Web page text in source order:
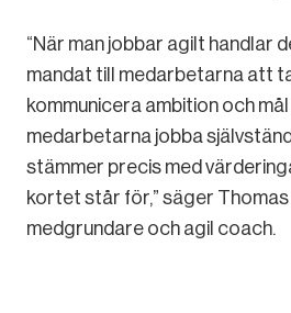
“När man jobbar agilt handlar
mandat till medarbetarna att
kommunicera ambition och
medarbetarna jobba
stämmer precis med
kortet står för,” säger
medgrundare och agil coach.